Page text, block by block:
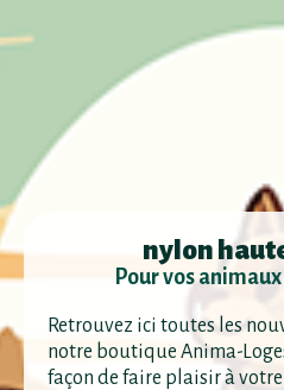
nylon
Pour vos
Retrouvez ici toutes les
notre boutique Anima-
façon de faire plaisir à